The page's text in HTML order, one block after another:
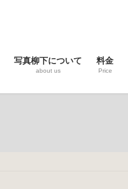
写真柳下について
about us
料金
Price